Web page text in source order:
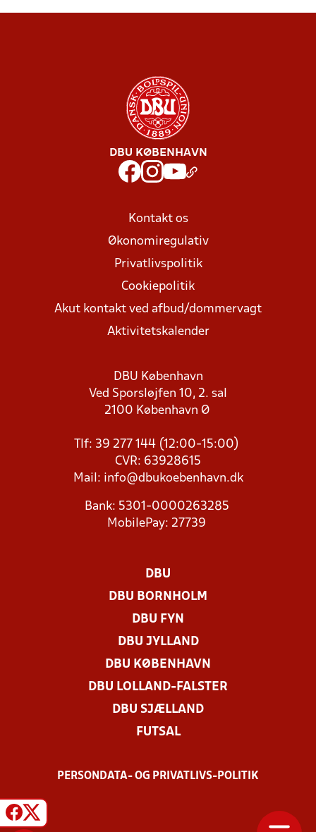
DBU KØBENHAVN
Kontakt os
Økonomiregulativ
Privatlivspolitik
Cookiepolitik
Akut kontakt ved afbud/dommervagt
Aktivitetskalender
DBU København
Ved Sporsløjfen 10, 2. sal
2100 København Ø
Tlf: 39 277 144 (12:00-15:00)
CVR: 63928615
Mail: info@dbukoebenhavn.dk
Bank: 5301-0000263285
MobilePay: 27739
DBU
DBU BORNHOLM
DBU FYN
DBU JYLLAND
DBU KØBENHAVN
DBU LOLLAND-FALSTER
DBU SJÆLLAND
FUTSAL
PERSONDATA- OG PRIVATLIVS-POLITIK